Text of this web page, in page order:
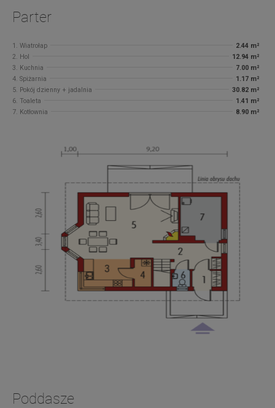
Parter
1. Wiatrołap
2.44 m²
2. Hol
12.94 m²
3. Kuchnia
7.00 m²
4. Spiżarnia
1.17 m²
5. Pokój dzienny + jadalnia
30.82 m²
6. Toaleta
1.41 m²
7. Kotłownia
8.90 m²
Poddasze